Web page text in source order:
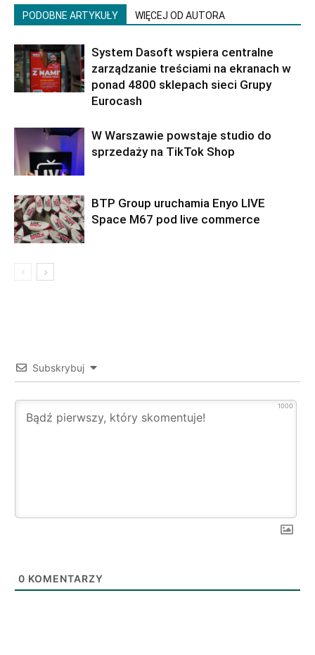
PODOBNE ARTYKUŁY WIĘCEJ OD AUTORA
System Dasoft wspiera centralne
zarządzanie treściami na ekranach w
ponad 4800 sklepach sieci Grupy
Eurocash
W Warszawie powstaje studio do
sprzedaży na TikTok Shop
BTP Group uruchamia Enyo LIVE
Space M67 pod live commerce
Subskrybuj
1000
0 KOMENTARZY